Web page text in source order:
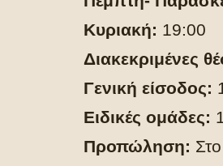
Κυριακή: 19:00
Διακεκριμένες
Γενική είσοδος:
Ειδικές ομάδες:
Προπώληση: